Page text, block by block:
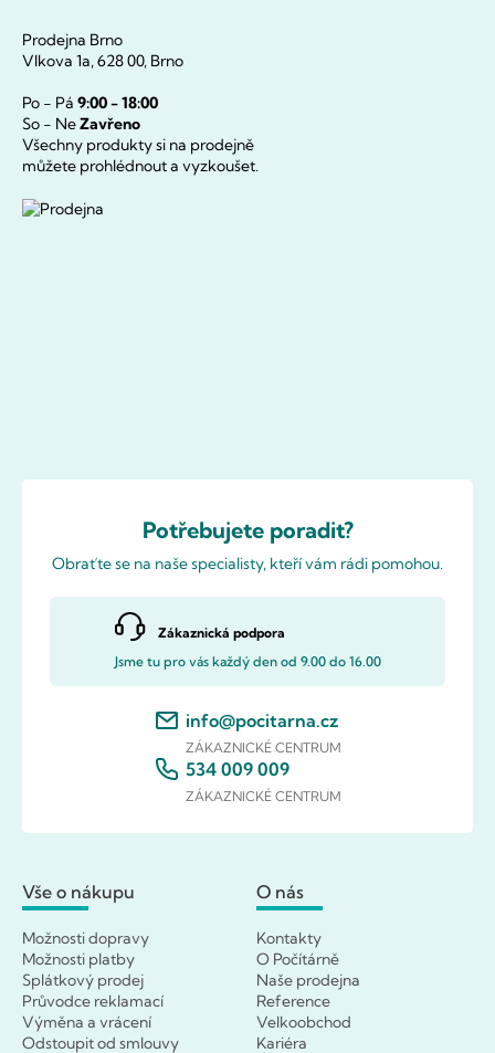
Prodejna Brno
Vlkova 1a, 628 00, Brno
Po - Pá 9:00 - 18:00
So - NeZavřeno
Všechny produkty si na prodejně
můžete prohlédnout a vyzkoušet.
Potřebujete poradit?
Obraťte se na naše specialisty, kteří vám rádi pomohou.
Zákaznická podpora
Jsme tu pro vás každý den od 9.00 do 16.00
info@pocitarna.cz
ZÁKAZNICKÉ CENTRUM
534 009 009
ZÁKAZNICKÉ CENTRUM
Vše o nákupu
Možnosti dopravy
Možnosti platby
Splátkový prodej
Průvodce reklamací
Výměna a vrácení
Odstoupit od smlouvy
O nás
Kontakty
O Počítárně
Naše prodejna
Reference
Velkoobchod
Kariéra